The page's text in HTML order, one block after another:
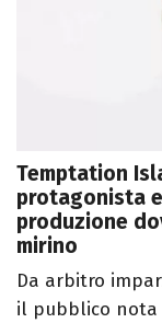
Temptation
protagonista
produzione
mirino
Da arbitro
il pubblico nota